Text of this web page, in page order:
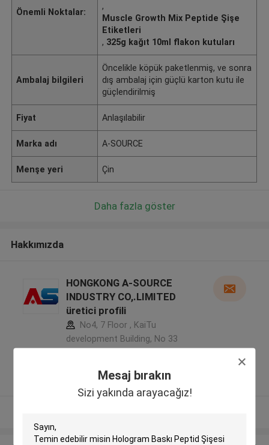
Mesaj bırakın
Sizi yakında arayacağız!
Önemli Noktalar:
,
Muscle Growth Mix Peptide Şişe
Etiketleri
, 325g kağıt 10ml flakon kutuları
Ambalaj bilgileri
Öncelikle köpük paketlenmiş, ve sonra
dış ambalaj için güçlü karton kutu ile
güçlendirilmiş
Fiyat Anlaşılabilir
Marka adı A-SOURCE
Menşe yeri Çin
Daha fazla göster
Hakkımızda
HONGKONG A-SOURCE
INDUSTRY CO,.LIMITED
üretici profili
No4, 7 Floor , KaiTu
development Building, No 33
Onaylı tedarikçi